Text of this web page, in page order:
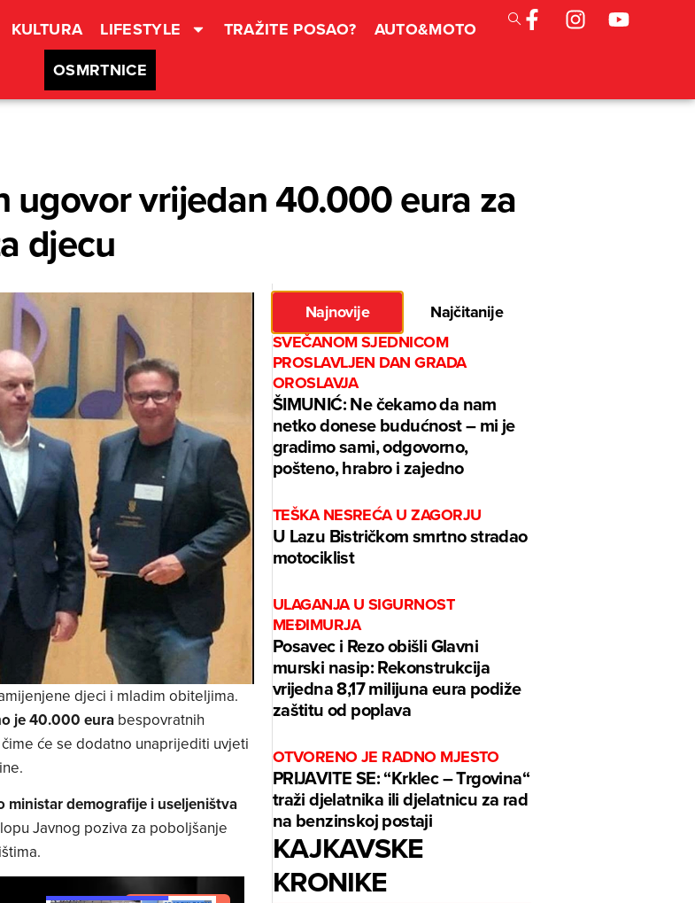
KULTURA LIFESTYLE TRAŽITE POSAO?
AUTO&MOTO
OSMRTNICE
ugovor vrijedan 40.000 eura za
djecu
djeci i mladim obiteljima.
je 40.000 eurabespovratnih
će se dodatno unaprijediti uvjeti
ministar demografije i useljeništva
Javnog poziva za poboljšanje
Najnovije
Najčitanije
SVEČANOM SJEDNICOM
PROSLAVLJEN DAN GRADA
OROSLAVJA
ŠIMUNIĆ: Ne čekamo da nam
netko donese budućnost – mi je
gradimo sami, odgovorno,
pošteno, hrabro i zajedno
TEŠKA NESREĆA U ZAGORJU
U Lazu Bistričkom smrtno stradao
motociklist
ULAGANJA U SIGURNOST
MEĐIMURJA
Posavec i Rezo obišli Glavni
murski nasip: Rekonstrukcija
vrijedna 8,17 milijuna eura podiže
zaštitu od poplava
OTVORENO JE RADNO MJESTO
PRIJAVITE SE: “Krklec – Trgovina“
traži djelatnika ili djelatnicu za rad
na benzinskoj postaji
KAJKAVSKE
KRONIKE